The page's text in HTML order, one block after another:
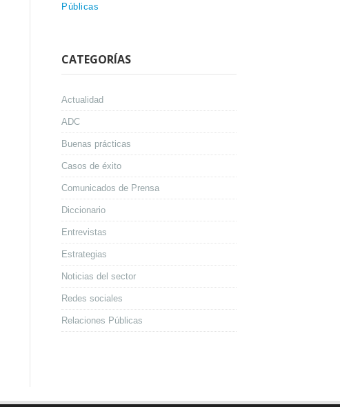
Públicas
CATEGORÍAS
Actualidad
ADC
Buenas prácticas
Casos de éxito
Comunicados de Prensa
Diccionario
Entrevistas
Estrategias
Noticias del sector
Redes sociales
Relaciones Públicas